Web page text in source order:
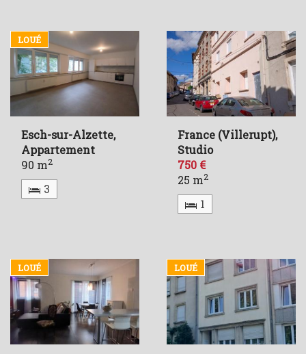
LOUÉ
Esch-sur-Alzette,
Appartement
90 m2
3
France (Villerupt),
Studio
750 €
25 m2
1
LOUÉ LOUÉ